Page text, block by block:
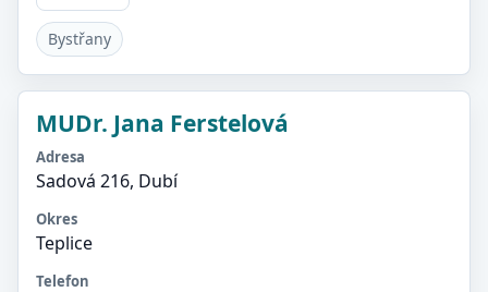
Bystřany
MUDr. Jana Ferstelová
Adresa
Sadová 216, Dubí
Okres
Teplice
Telefon